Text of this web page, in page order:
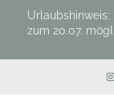
zum 20.07.